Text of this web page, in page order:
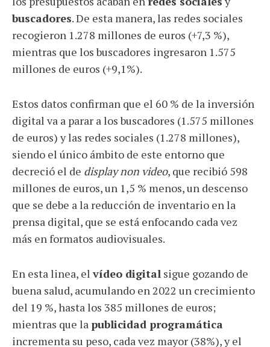
buscadores. De esta manera, las redes sociales
recogieron 1.278 millones de euros (+7,3 %),
mientras que los buscadores ingresaron 1.575
millones de euros (+9,1%).
Estos datos confirman que el 60 % de la inversión
digital va a parar a los buscadores (1.575 millones
de euros) y las redes sociales (1.278 millones),
siendo el único ámbito de este entorno que
decreció el de display non video, que recibió 598
millones de euros, un 1,5 % menos, un descenso
que se debe a la reducción de inventario en la
prensa digital, que se está enfocando cada vez
más en formatos audiovisuales.
En esta linea, elvídeo digital sigue gozando de
buena salud, acumulando en 2022 un crecimiento
del 19 %, hasta los 385 millones de euros;
mientras que la publicidad programática
incrementa su peso, cada vez mayor (38%), y el